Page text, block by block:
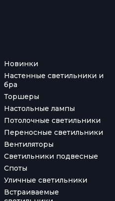
Новинки
Настенные светильники и
бра
Торшеры
Настольные лампы
Потолочные светильники
Переносные светильники
Вентиляторы
Светильники подвесные
Споты
Уличные светильники
Встраиваемые